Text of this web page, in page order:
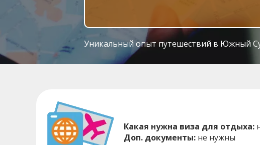
Уникальный опыт путешествий в Южный
Какая нужна виза для отдыха:
Доп. документы: не нужны